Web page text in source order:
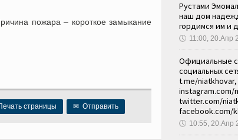
пожара – короткое замыкание
страницы ✉ Отправить
Рустами
наш дом
гордимся им и
🕔 11:00, 20.Апр
Официальные
социальных
t.me/
instagram.com/
twitter.com/
facebook.com/
🕔 10:55, 20.Апр